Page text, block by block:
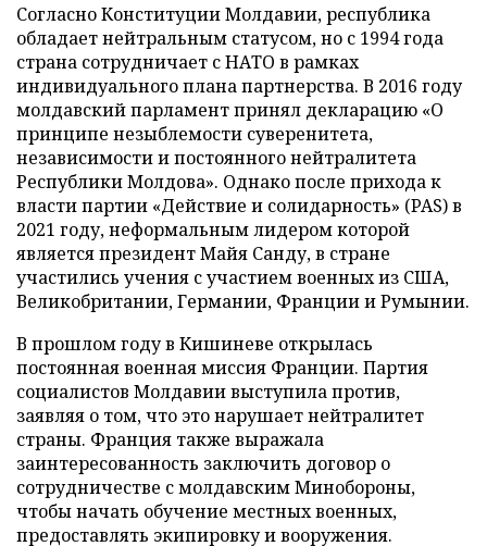
Согласно Конституции Молдавии, республика
обладает нейтральным статусом, но с 1994 года
страна сотрудничает с НАТО в рамках
индивидуального плана партнерства. В 2016 году
молдавский парламент принял декларацию «О
принципе незыблемости суверенитета,
независимости и постоянного нейтралитета
Республики Молдова». Однако после прихода к
власти партии «Действие и солидарность» (PAS) в
2021 году, неформальным лидером которой
является президент Майя Санду, в стране
участились учения с участием военных из США,
Великобритании, Германии, Франции и Румынии.
В прошлом году в Кишиневе открылась
постоянная военная миссия Франции. Партия
социалистов Молдавии выступила против,
заявляя о том, что это нарушает нейтралитет
страны. Франция также выражала
заинтересованность заключить договор о
сотрудничестве с молдавским Минобороны,
чтобы начать обучение местных военных,
предоставлять экипировку и вооружения.